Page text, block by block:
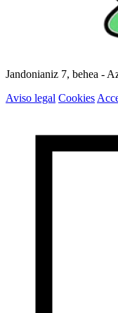
Jandonianiz 7, behea -
Aviso legal Cookies